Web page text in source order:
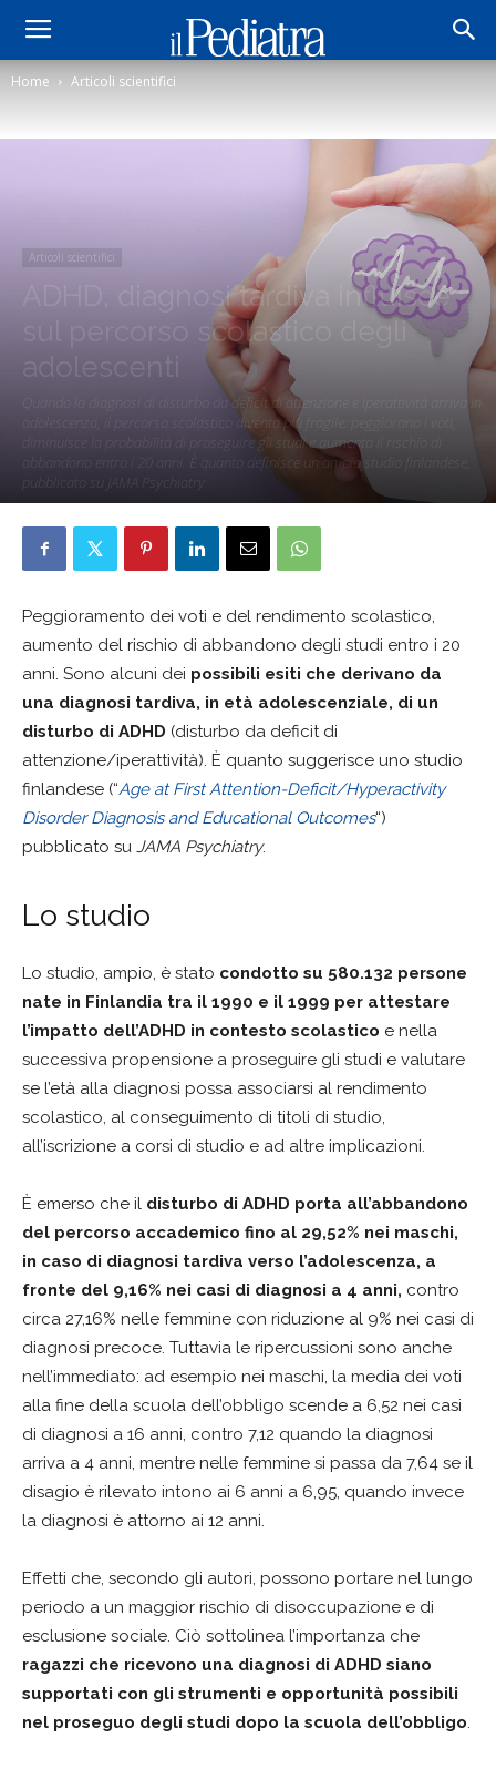
Home Articoli scientifici
Articoli scientifici
ADHD, diagnosi tardiva influisce
sul percorso scolastico degli
adolescenti
Quando la diagnosi di disturbo da deficit di attenzione e iperattività arriva in
adolescenza, il percorso scolastico diventa più fragile: peggiorano i voti,
diminuisce la probabilità di proseguire gli studi e aumenta il rischio di
abbandono entro i 20 anni. È quanto definisce un ampio studio finlandese,
Peggioramento dei voti e del rendimento scolastico,
aumento del rischio di abbandono degli studi entro i 20
anni. Sono alcuni dei possibili esiti che derivano da
una diagnosi tardiva, in età adolescenziale, di un
disturbo di ADHD (disturbo da deficit di
attenzione/iperattività). È quanto suggerisce uno studio
finlandese (“Age at First Attention-Deficit/Hyperactivity
Disorder Diagnosis and Educational Outcomes“)
pubblicato su JAMA Psychiatry.
Lo studio
Lo studio, ampio, è stato condotto su 580.132 persone
nate in Finlandia tra il 1990 e il 1999 per attestare
l’impatto dell’ADHD in contesto scolastico e nella
successiva propensione a proseguire gli studi e valutare
se l’età alla diagnosi possa associarsi al rendimento
scolastico, al conseguimento di titoli di studio,
all’iscrizione a corsi di studio e ad altre implicazioni.
È emerso che il disturbo di ADHD porta all’abbandono
del percorso accademico fino al 29,52% nei maschi,
in caso di diagnosi tardiva verso l’adolescenza, a
fronte del 9,16% nei casi di diagnosi a 4 anni, contro
circa 27,16% nelle femmine con riduzione al 9% nei casi di
diagnosi precoce. Tuttavia le ripercussioni sono anche
nell’immediato: ad esempio nei maschi, la media dei voti
alla fine della scuola dell’obbligo scende a 6,52 nei casi
di diagnosi a 16 anni, contro 7,12 quando la diagnosi
arriva a 4 anni, mentre nelle femmine si passa da 7,64 se il
disagio è rilevato intono ai 6 anni a 6,95, quando invece
la diagnosi è attorno ai 12 anni.
Effetti che, secondo gli autori, possono portare nel lungo
periodo a un maggior rischio di disoccupazione e di
esclusione sociale. Ciò sottolinea l’importanza che
ragazzi che ricevono una diagnosi di ADHD siano
supportati con gli strumenti e opportunità possibili
nel proseguo degli studi dopo la scuola dell’obbligo.